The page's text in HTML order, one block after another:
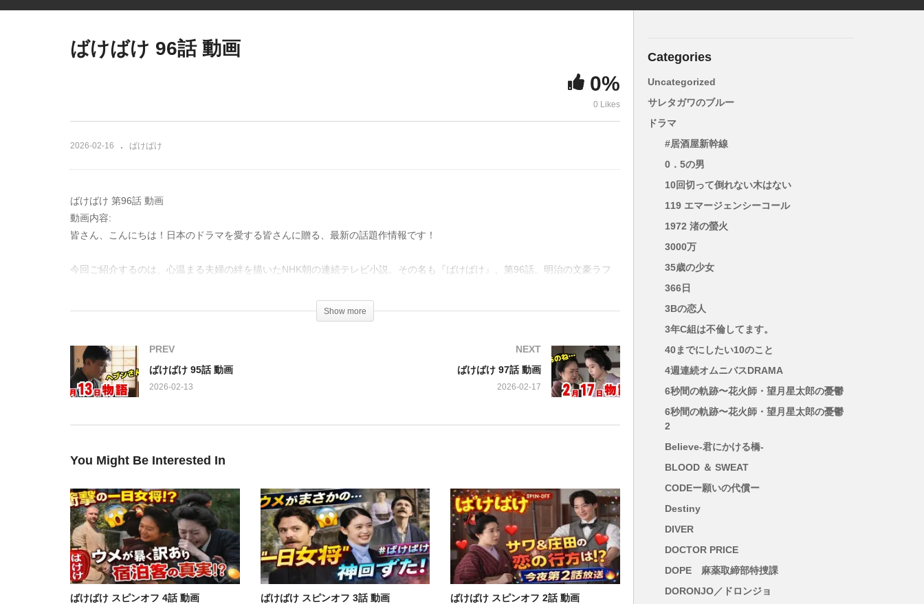
ばけばけ 96話 動画
0%
0 Likes
2026-02-16 ばけばけ
ばけばけ 第96話 動画
動画内容:
皆さん、こんにちは！日本のドラマを愛する皆さんに贈る、最新の話題作情報です！
今回ご紹介するのは、心温まる夫婦の絆を描いたNHK朝の連続テレビ小説、その名も『ばけばけ』、第96話。明治の文豪ラフ
ヒロインの松野トキ役には、若手実力派の髙石さんが抜擢され、その繊細な演技で視聴者の心を掴むこと間違いなし。そして、
八雲をモデルとしたヘブン役には、俳優のトミー・バストウさんが登場。異文化の中で育まれた二人の愛が、どのように描かれ
るのか、今から胸が高鳴ります。
さらに、この物語を彩る主題歌は、国民的夫婦デュオ「ハンバート ハンバート」が歌う「笑ったり転んだり」。彼らの温かい
蛇と蛙」というユニークな役どころで出演。彼らが物語にどのようなスパイスを加えるのか、その登場シーンも見逃せません
朝のひとときを、感動と笑顔で満たしてくれる『ばけばけ』。ぜひ、ご家族皆さんでご覧ください！
出演:
髙石あかり，トミー・バストウ，吉沢亮，北川景子，小日向文世，池脇千鶴，池谷のぶえ，岡部たかし，さとうほなみ，円井わ
ん，杉田雷麟，下川恭平，梅林亮太，【音楽】牛尾憲輔
Show more
PREV
ばけばけ 95話 動画
2026-02-13
NEXT
ばけばけ 97話 動画
2026-02-17
You Might Be Interested In
ばけばけ スピンオフ 4話 動画 ばけばけ スピンオフ 3話 動画 ばけばけ スピンオフ 2話 動画
Categories
Uncategorized
サレタガワのブルー
ドラマ
#居酒屋新幹線
0．5の男
10回切って倒れない木はない
119 エマージェンシーコール
1972 渚の螢火
3000万
35歳の少女
366日
3Bの恋人
3年C組は不倫してます。
40までにしたい10のこと
4週連続オムニバスDRAMA
6秒間の軌跡〜花火師・望月星太郎の憂鬱
6秒間の軌跡〜花火師・望月星太郎の憂鬱
2
Believe-君にかける橋-
BLOOD ＆ SWEAT
CODEー願いの代償ー
Destiny
DIVER
DOCTOR PRICE
DOPE 麻薬取締部特捜課
DORONJO／ドロンジョ